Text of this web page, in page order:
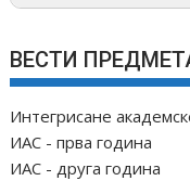
ВЕСТИ
Интегрисане
ИАС - прва година
ИАС - друга година